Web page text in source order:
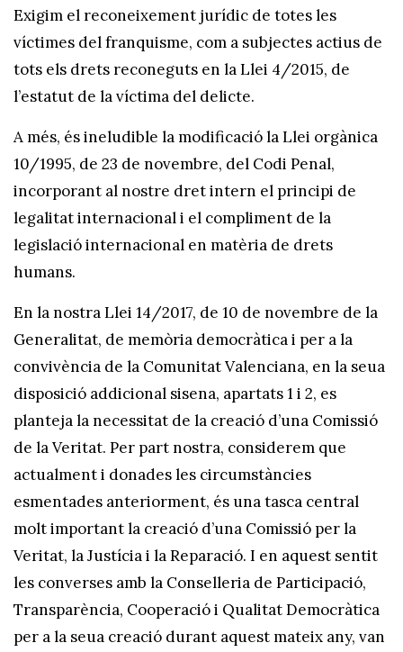
Exigim el reconeixement jurídic de totes les
víctimes del franquisme, com a subjectes actius de
tots els drets reconeguts en la Llei 4/2015, de
l’estatut de la víctima del delicte.
A més, és ineludible la modificació la Llei orgànica
10/1995, de 23 de novembre, del Codi Penal,
incorporant al nostre dret intern el principi de
legalitat internacional i el compliment de la
legislació internacional en matèria de drets
humans.
En la nostra Llei 14/2017, de 10 de novembre de la
Generalitat, de memòria democràtica i per a la
convivència de la Comunitat Valenciana, en la seua
disposició addicional sisena, apartats 1 i 2, es
planteja la necessitat de la creació d’una Comissió
de la Veritat. Per part nostra, considerem que
actualment i donades les circumstàncies
esmentades anteriorment, és una tasca central
molt important la creació d’una Comissió per la
Veritat, la Justícia i la Reparació. I en aquest sentit
les converses amb la Conselleria de Participació,
Transparència, Cooperació i Qualitat Democràtica
per a la seua creació durant aquest mateix any, van